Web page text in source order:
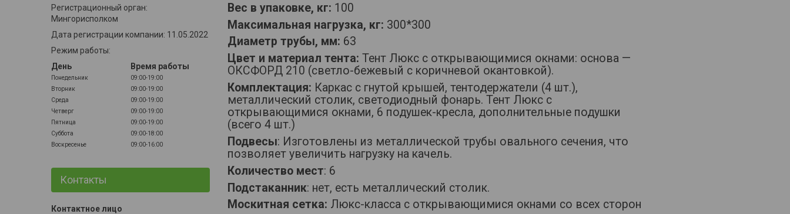
Вес в упаковке, кг: 100
Максимальная нагрузка, кг: 300*300
Диаметр трубы, мм: 63
Цвет и материал тента: Тент Люкс с открывающимися окнами: основа —
ОКСФОРД 210 (светло-бежевый с коричневой окантовкой).
Комплектация: Каркас с гнутой крышей, тентодержатели (4 шт.),
металлический столик, светодиодный фонарь. Тент Люкс с
открывающимися окнами, 6 подушек-кресла, дополнительные подушки
(всего 4 шт.)
Подвесы: Изготовлены из металлической трубы овального сечения, что
позволяет увеличить нагрузку на качель.
Количество мест: 6
Подстаканник: нет, есть металлический столик.
Москитная сетка: Люкс-класса с открывающимися окнами со всех сторон
Регистрационный орган:
Мингорисполком
Дата регистрации компании: 11.05.2022
Режим работы:
День
Время работы
Понедельник
09:00-19:00
Вторник
09:00-19:00
Среда
09:00-19:00
Четверг
09:00-19:00
Пятница
09:00-19:00
Суббота
09:00-18:00
Воскресенье
09:00-16:00
Контакты